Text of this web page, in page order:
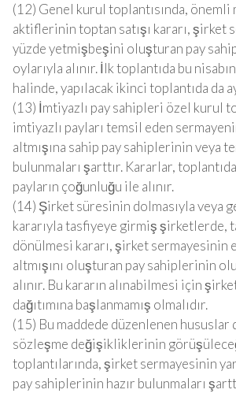
(12) Genel kurul toplantısında,
aktiflerinin toptan satışı kararı, şirket
yüzde yetmişbeşini oluşturan pay
oylarıyla alınır. İlk toplantıda bu
halinde, yapılacak ikinci toplantıda da
(13) İmtiyazlı pay sahipleri özel kurul
imtiyazlı payları temsil eden
altmışına sahip pay sahiplerinin veya
bulunmaları şarttır. Kararlar,
payların çoğunluğu ile alınır.
(14) Şirket süresinin dolmasıyla veya
kararıyla tasfiyeye girmiş şirketlerde,
dönülmesi kararı, şirket sermayesinin
altmışını oluşturan pay sahiplerinin
alınır. Bu kararın alınabilmesi için
dağıtımına başlanmamış olmalıdır.
(15) Bu maddede düzenlenen hususlar
sözleşme değişikliklerinin
toplantılarında, şirket sermayesinin
pay sahiplerinin hazır bulunmaları